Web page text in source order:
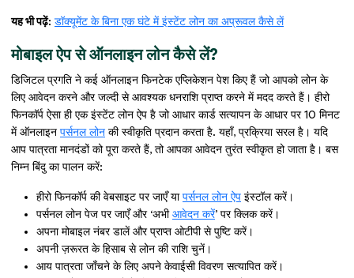
यह भी पढ़ें: डॉक्यूमेंट के बिना एक घंटे में इंस्टेंट लोन का अप्रूवल कैसे लें
मोबाइल ऐप से ऑनलाइन लोन कैसे लें?
डिजिटल प्रगति ने कई ऑनलाइन फिनटेक एप्लिकेशन पेश किए हैं जो आपको लोन के
लिए आवेदन करने और जल्दी से आवश्यक धनराशि प्राप्त करने में मदद करते हैं। हीरो
फिनकॉर्प ऐसा ही एक इंस्टेंट लोन ऐप है जो आधार कार्ड सत्यापन के आधार पर 10 मिनट
में ऑनलाइन पर्सनल लोन की स्वीकृति प्रदान करता है. यहाँ, प्रक्रिया सरल है। यदि
आप पात्रता मानदंडों को पूरा करते हैं, तो आपका आवेदन तुरंत स्वीकृत हो जाता है। बस
निम्न बिंदु का पालन करें:
हीरो फिनकॉर्प की वेबसाइट पर जाएँ या पर्सनल लोन ऐप इंस्टॉल करें।
पर्सनल लोन पेज पर जाएँ और ‘अभी आवेदन करें’ पर क्लिक करें।
अपना मोबाइल नंबर डालें और प्राप्त ओटीपी से पुष्टि करें।
अपनी ज़रूरत के हिसाब से लोन की राशि चुनें।
आय पात्रता जाँचने के लिए अपने केवाईसी विवरण सत्यापित करें।